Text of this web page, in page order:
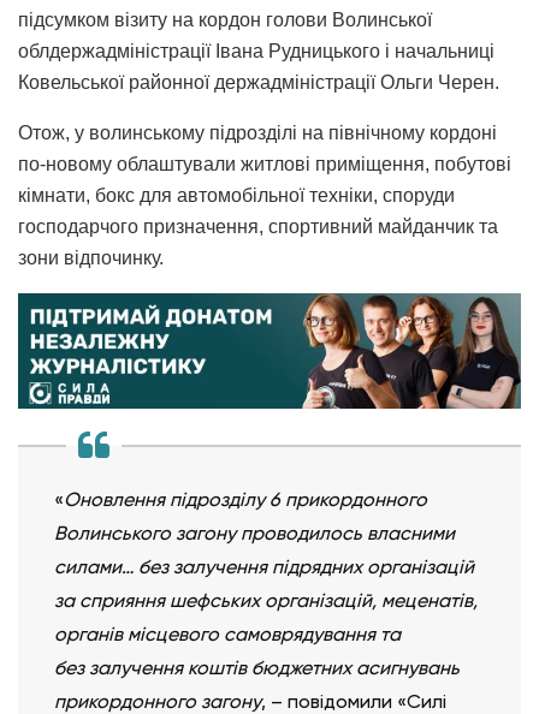
підсумком візиту на кордон голови Волинської
облдержадміністрації Івана Рудницького і начальниці
Ковельської районної держадміністрації Ольги Черен.
Отож, у волинському підрозділі на північному кордоні
по-новому облаштували житлові приміщення, побутові
кімнати, бокс для автомобільної техніки, споруди
господарчого призначення, спортивний майданчик та
зони відпочинку.
«Оновлення підрозділу 6 прикордонного
Волинського загону проводилось власними
силами… без залучення підрядних організацій
за сприяння шефських організацій, меценатів,
органів місцевого самоврядування та
без залучення коштів бюджетних асигнувань
прикордонного загону, – повідомили «Силі